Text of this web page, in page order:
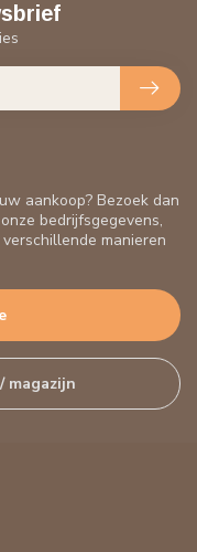
aankoop? Bezoek dan
bedrijfsgegevens,
manieren
magazijn